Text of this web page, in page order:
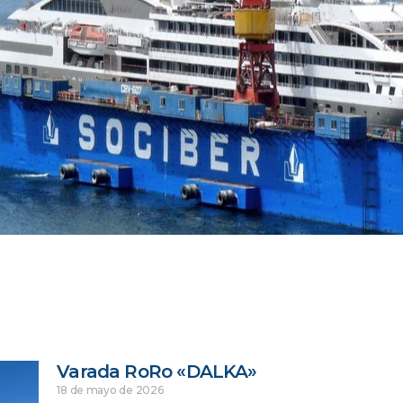
Varada RoRo «DALKA»
18 de mayo de 2026